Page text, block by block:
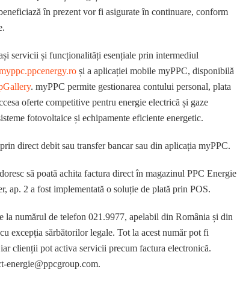
în prezent vor fi asigurate în continuare, conform
servicii și funcționalități esențiale prin intermediul
și a aplicației mobile myPPC, disponibilă
. myPPC permite gestionarea contului personal, plata
oferte competitive pentru energie electrică și gaze
fotovoltaice și echipamente eficiente energetic.
direct debit sau transfer bancar sau din aplicația myPPC.
să poată achita factura direct în magazinul PPC Energie
ap. 2 a fost implementată o soluție de plată prin POS.
la numărul de telefon 021.9977, apelabil din România și din
excepția sărbătorilor legale. Tot la acest număr pot fi
clienții pot activa servicii precum factura electronică.
energie@ppcgroup.com.